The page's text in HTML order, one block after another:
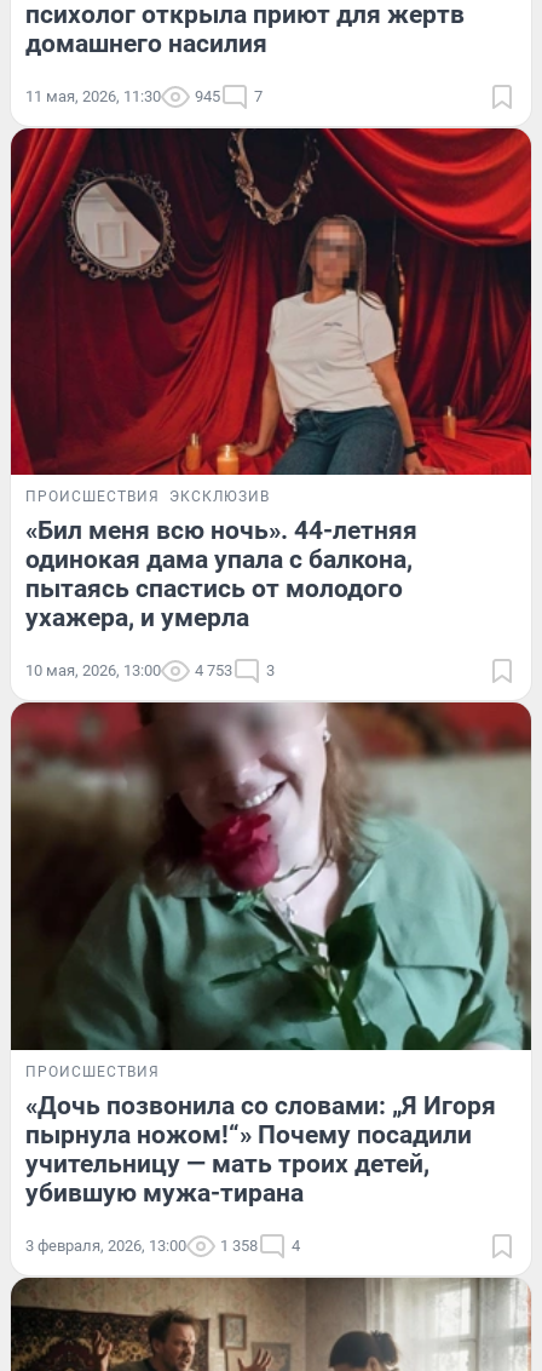
психолог открыла приют для жертв
домашнего насилия
11 мая, 2026, 11:30 945 7
ПРОИСШЕСТВИЯ ЭКСКЛЮЗИВ
«Бил меня всю ночь». 44-летняя
одинокая дама упала с балкона,
пытаясь спастись от молодого
ухажера, и умерла
10 мая, 2026, 13:00 4 753 3
ПРОИСШЕСТВИЯ
«Дочь позвонила со словами: „Я Игоря
пырнула ножом!“» Почему посадили
учительницу — мать троих детей,
убившую мужа-тирана
3 февраля, 2026, 13:00 1 358 4